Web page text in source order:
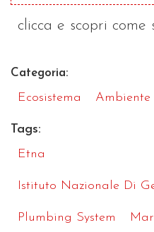
clicca e scopri come
Categoria:
Ecosistema Ambiente
Tags:
Etna
Istituto Nazionale Di
Plumbing System